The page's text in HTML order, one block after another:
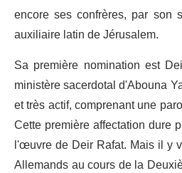
encore ses confrères, par
auxiliaire latin de Jérusalem.
Sa première nomination est
ministère sacerdotal d'Abouna
et très actif, comprenant une
Cette première affectation dure
l'œuvre de Deir Rafat. Mais il y
Allemands au cours de la